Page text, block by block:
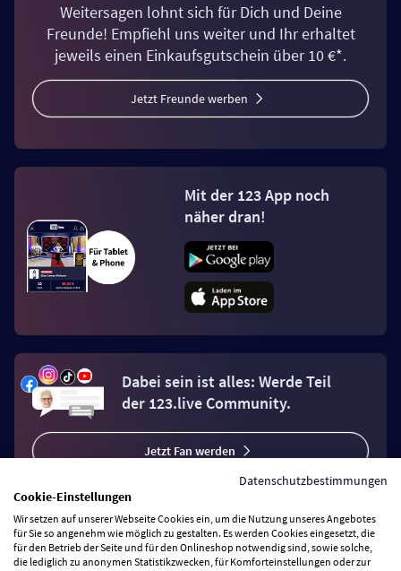
Weitersagen lohnt sich für Dich und Deine
Freunde! Empfiehl uns weiter und Ihr erhaltet
jeweils einen Einkaufsgutschein über 10 €*.
Jetzt Freunde werben
Mit der 123 App noch
näher dran!
Dabei sein ist alles: Werde Teil
der 123.live Community.
Jetzt Fan werden
Vertrag widerrufen
Datenschutzbestimmungen
Cookie-Einstellungen
Wir setzen auf unserer Webseite Cookies ein, um die Nutzung unseres Angebotes
für Sie so angenehm wie möglich zu gestalten. Es werden Cookies eingesetzt, die
für den Betrieb der Seite und für den Onlineshop notwendig sind, sowie solche,
die lediglich zu anonymen Statistikzwecken, für Komforteinstellungen oder zur